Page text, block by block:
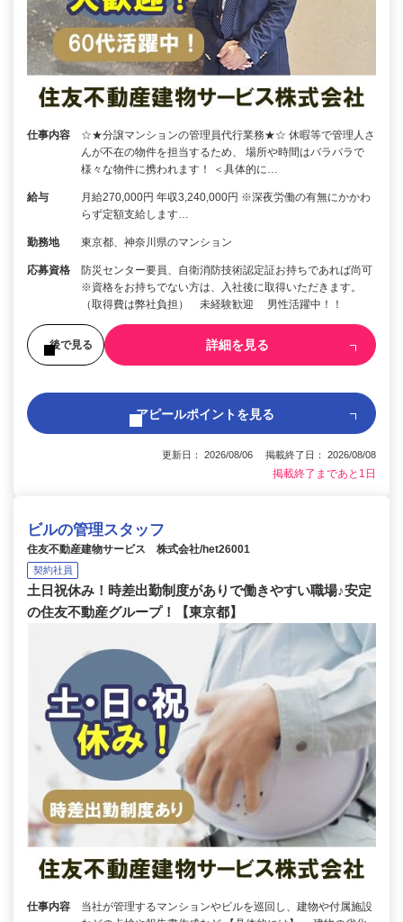
仕事内容
☆★分譲マンションの管理員代行業務★☆ 休暇等で管理人さ
んが不在の物件を担当するため、 場所や時間はバラバラで
様々な物件に携われます！ ＜具体的に…
給与
月給270,000円 年収3,240,000円 ※深夜労働の有無にかかわ
らず定額支給します…
勤務地 東京都、神奈川県のマンション
応募資格
防災センター要員、自衛消防技術認定証お持ちであれば尚可
※資格をお持ちでない方は、入社後に取得いただきます。
（取得費は弊社負担） 未経験歓迎 男性活躍中！！
後で見る 詳細を見る
アピールポイントを見る
更新日： 2026/08/06 掲載終了日： 2026/08/08
掲載終了まであと1日
ビルの管理スタッフ
住友不動産建物サービス 株式会社/het26001
契約社員
土日祝休み！時差出勤制度がありで働きやすい職場♪安定
の住友不動産グループ！【東京都】
仕事内容
当社が管理するマンションやビルを巡回し、建物や付属施設